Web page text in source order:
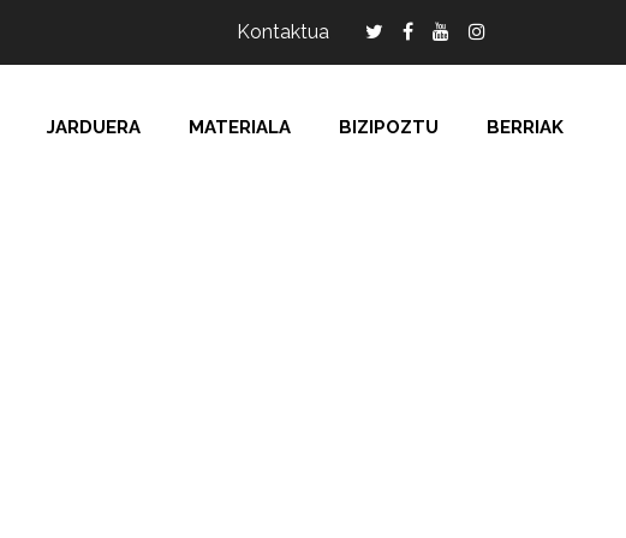
Kontaktua
JARDUERA MATERIALA BIZIPOZTU BERRIAK